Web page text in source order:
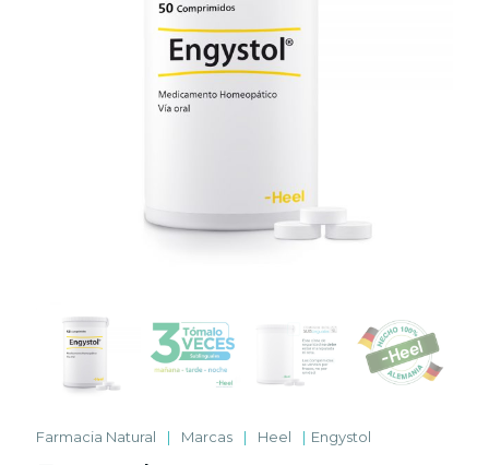
Farmacia Natural | Marcas | Heel | Engystol